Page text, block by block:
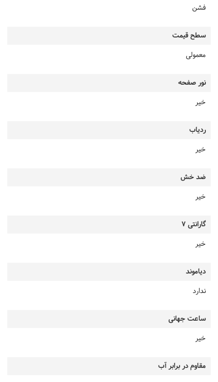
فشن
سطح قیمت
معمولی
نور صفحه
خیر
ردیاب
خیر
ضد خش
خیر
گارانتی 7
خیر
دیاموند
ندارد
ساعت جهانی
خیر
مقاوم در برابر آب